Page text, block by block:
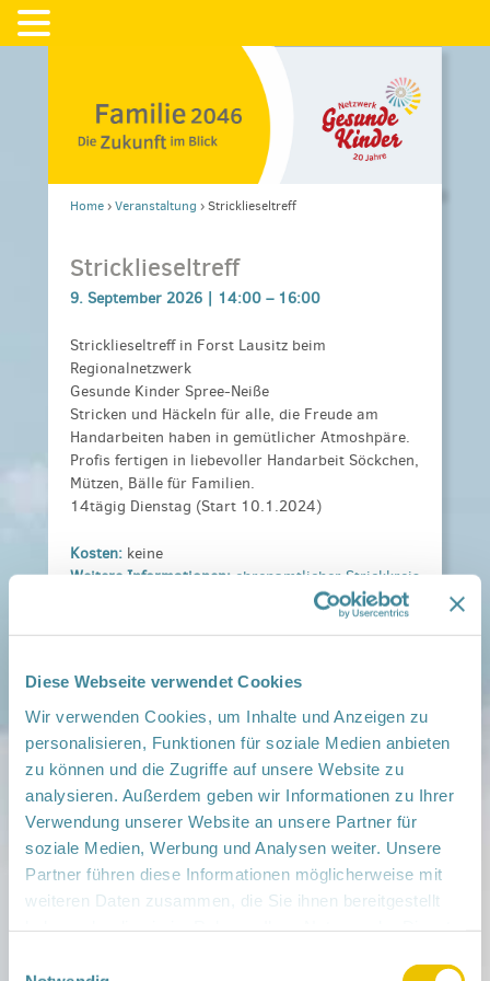
Diese Webseite verwendet Cookies
Wir verwenden Cookies, um Inhalte und Anzeigen zu
personalisieren, Funktionen für soziale Medien anbieten
zu können und die Zugriffe auf unsere Website zu
analysieren. Außerdem geben wir Informationen zu Ihrer
Verwendung unserer Website an unsere Partner für
soziale Medien, Werbung und Analysen weiter. Unsere
Partner führen diese Informationen möglicherweise mit
weiteren Daten zusammen, die Sie ihnen bereitgestellt
Home›Veranstaltung ›Stricklieseltreff
Stricklieseltreff
9. September 2026 | 14:00 – 16:00
Stricklieseltreff in Forst Lausitz beim
Regionalnetzwerk
Gesunde Kinder Spree-Neiße
Stricken und Häckeln für alle, die Freude am
Handarbeiten haben in gemütlicher Atmoshpäre.
Profis fertigen in liebevoller Handarbeit Söckchen,
Mützen, Bälle für Familien.
14tägig Dienstag (Start 10.1.2024)
Kosten: keine
Weitere Informationen: ehrenamtlicher Strickkreis
RNGK- SPN Forst, Berliner Straße 9, 03149 Forst
› auf Google Maps anzeigen
Weitere Infos:
› Zum Regionalnetzwerk ...
iCal•Google Calendar